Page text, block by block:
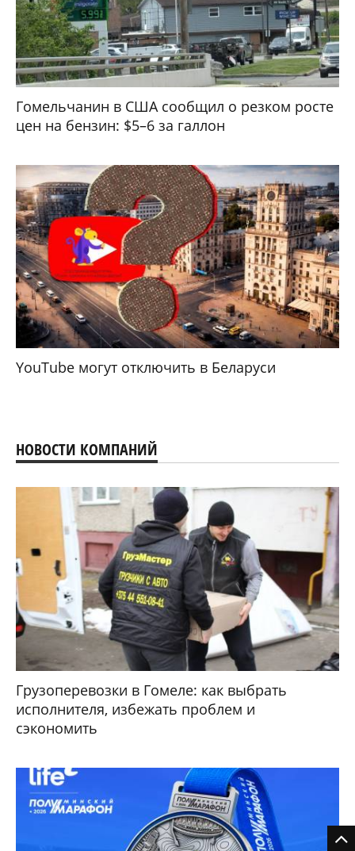
Гомельчанин в США сообщил о резком росте
цен на бензин: $5–6 за галлон
YouTube могут отключить в Беларуси
НОВОСТИ КОМПАНИЙ
Грузоперевозки в Гомеле: как выбрать
исполнителя, избежать проблем и
сэкономить